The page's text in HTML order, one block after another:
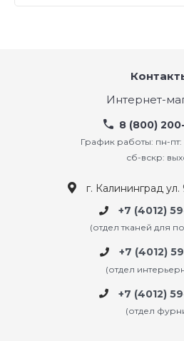
Интернет-
8 (800)
График работы: пн-
сб-вскр:
г. Калининград
+7 (4012)
(отдел тканей для
+7 (4012)
(отдел
+7 (4012)
(отдел